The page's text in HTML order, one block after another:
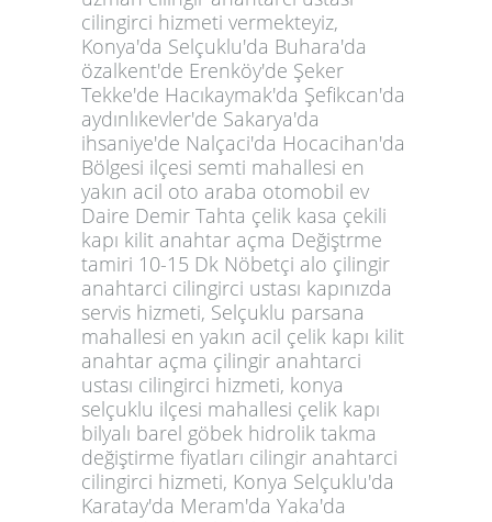
cilingirci hizmeti vermekteyiz,
Konya'da Selçuklu'da Buhara'da
özalkent'de Erenköy'de Şeker
Tekke'de Hacıkaymak'da Şefikcan'da
aydınlıkevler'de Sakarya'da
ihsaniye'de Nalçaci'da Hocacihan'da
Bölgesi ilçesi semti mahallesi en
yakın acil oto araba otomobil ev
Daire Demir Tahta çelik kasa çekili
kapı kilit anahtar açma Değiştrme
tamiri 10-15 Dk Nöbetçi alo çilingir
anahtarci cilingirci ustası kapınızda
servis hizmeti, Selçuklu parsana
mahallesi en yakın acil çelik kapı kilit
anahtar açma çilingir anahtarci
ustası cilingirci hizmeti, konya
selçuklu ilçesi mahallesi çelik kapı
bilyalı barel göbek hidrolik takma
değiştirme fiyatları cilingir anahtarci
cilingirci hizmeti, Konya Selçuklu'da
Karatay'da Meram'da Yaka'da